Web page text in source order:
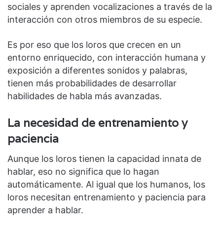
sociales y aprenden vocalizaciones a través de la
interacción con otros miembros de su especie.
Es por eso que los loros que crecen en un
entorno enriquecido, con interacción humana y
exposición a diferentes sonidos y palabras,
tienen más probabilidades de desarrollar
habilidades de habla más avanzadas.
La necesidad de entrenamiento y
paciencia
Aunque los loros tienen la capacidad innata de
hablar, eso no significa que lo hagan
automáticamente. Al igual que los humanos, los
loros necesitan entrenamiento y paciencia para
aprender a hablar.